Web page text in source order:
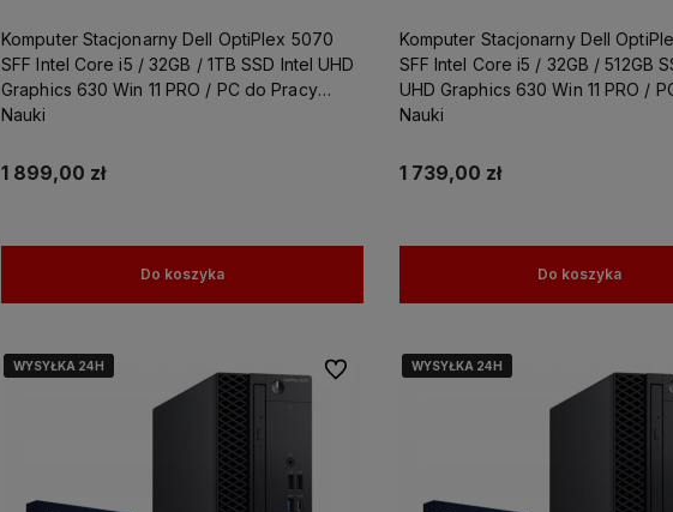
Komputer Stacjonarny Dell OptiPlex 5070
SFF Intel Core i5 / 32GB / 1TB SSD Intel UHD
Graphics 630 Win 11 PRO / PC do Pracy
Nauki
1 899,00 zł
Do koszyka
Komputer Stacjonarny Dell
SFF Intel Core i5 / 32GB / 512GB
UHD Graphics 630 Win 11 PRO /
Nauki
1 739,00 zł
Do koszyka
WYSYŁKA 24H
WYSYŁKA 24H
WYSYŁKA 24H Do ulubionychWYSYŁKA 24H
WYSYŁKA 24H
WYSYŁKA 24H